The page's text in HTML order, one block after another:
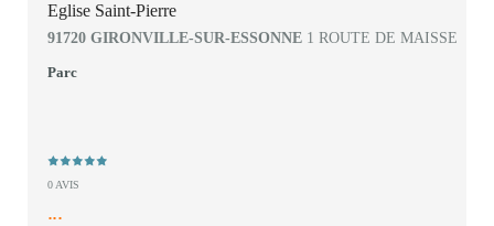
Eglise Saint-Pierre
91720 GIRONVILLE-SUR-ESSONNE 1 ROUTE DE MAISSE
Parc
0 AVIS
...